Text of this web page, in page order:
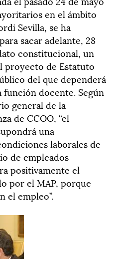
en el ámbito
Sevilla, se ha
sacar adelante, 28
constitucional, un
proyecto de Estatuto
del que dependerá
docente. Según
general de la
de CCOO, “el
una
laborales de
de empleados
positivamente el
por el MAP, porque
el empleo”.